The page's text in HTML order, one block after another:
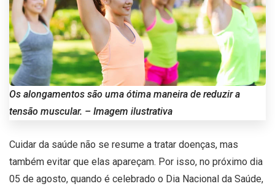
Os alongamentos são uma ótima maneira de reduzir a
tensão muscular. – Imagem ilustrativa
Cuidar da saúde não se resume a tratar doenças, mas
também evitar que elas apareçam. Por isso, no próximo dia
05 de agosto, quando é celebrado o Dia Nacional da Saúde,